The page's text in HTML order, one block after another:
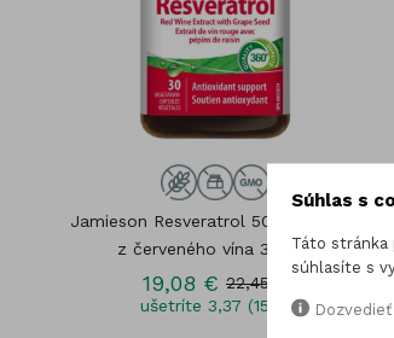
Jamieson Resveratrol 50mg extrakt
z červeného vína 30cps.
19,08 € 22,45 €
ušetríte 3,37 (15%)
Súhlas s
Táto stránka
súhlasíte s